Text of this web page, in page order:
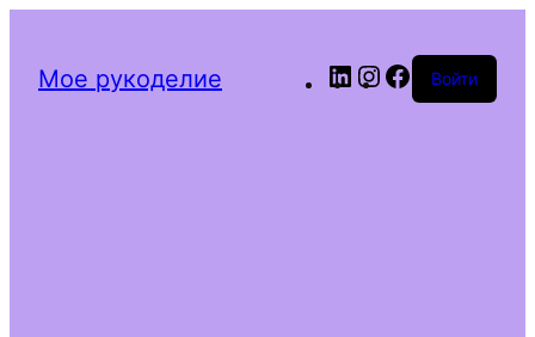
Мое рукоделие LinkedInInstagram
Facebook
Войти